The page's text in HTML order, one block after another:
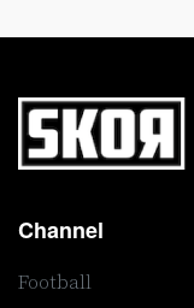
Channel
Football